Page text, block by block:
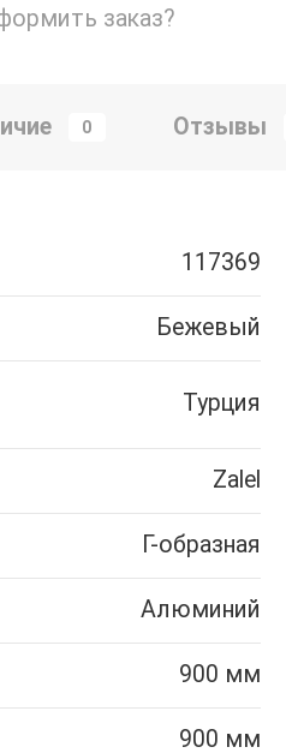
заказ?
0 Отзывы
117369
Бежевый
Турция
Zalel
Г-образная
Алюминий
900 мм
900 мм